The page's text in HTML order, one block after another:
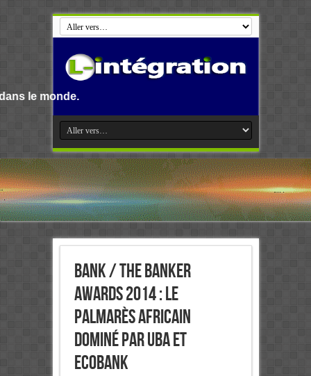
Bank / The Banker
Awards 2014 : le
palmarès africain
dominé par UBA et
Ecobank